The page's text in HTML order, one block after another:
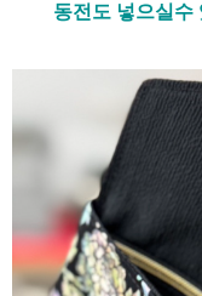
동전도 넣으실수